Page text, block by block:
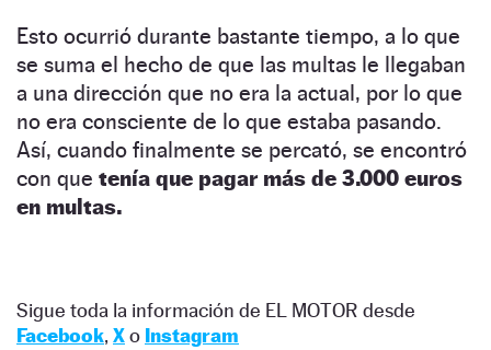
Esto ocurrió durante bastante tiempo, a lo que
se suma el hecho de que las multas le llegaban
a una dirección que no era la actual, por lo que
no era consciente de lo que estaba pasando.
Así, cuando finalmente se percató, se encontró
con que tenía que pagar más de 3.000 euros
en multas.
Sigue toda la información de EL MOTOR desde
Facebook, Xo Instagram